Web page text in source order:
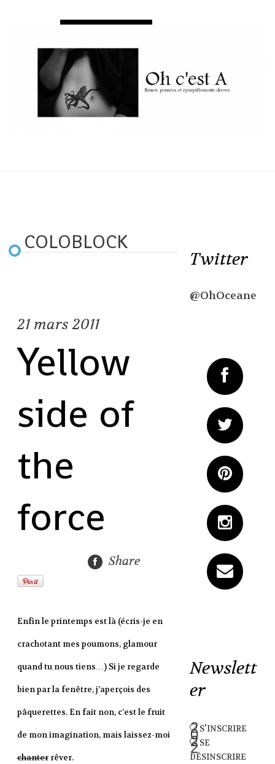
COLOBLOCK
21 mars 2011
Yellow
side of
the
force
Share
Enfin le printemps est là (écris-je en
crachotant mes poumons, glamour
quand tu nous tiens…) Si je regarde
bien par la fenêtre, j’aperçois des
pâquerettes. En fait non, c’est le fruit
de mon imagination, mais laissez-moi
chanterrêver.
Twitter
@OhOceane
Newslett
er
s'inscrire
se
désinscrire